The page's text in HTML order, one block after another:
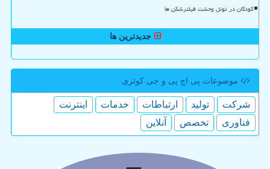
کودکان در تونل وحشت فیلترشکن ها
جدیدترین ها
موضوعات پی اچ پی و جی كوئری
شركت تولید ارتباطات خدمات
اینترنت
فناوری
تخصص آنلاین